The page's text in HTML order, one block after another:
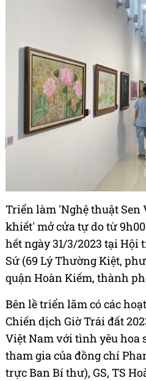
Triển làm 'Nghệ thuật Sen
khiết' mở cửa tự do từ
hết ngày 31/3/2023 tại Hội
Sứ (69 Lý Thường Kiệt,
quận Hoàn Kiếm, thành
Bên lề triển lãm có các
Chiến dịch Giờ Trái đất
Việt Nam với tình yêu hoa
tham gia của đồng chí
trực Ban Bí thư), GS, TS